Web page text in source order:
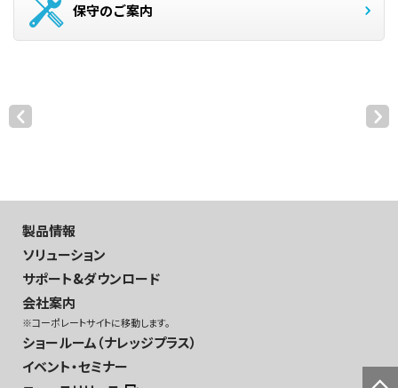
保守のご案内
製品情報
ソリューション
サポート&ダウンロード
会社案内
※コーポレートサイトに移動します。
ショールーム（ナレッジプラス）
イベント・セミナー